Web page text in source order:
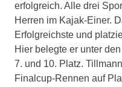
erfolgreich. Alle drei
Herren im Kajak-Einer.
Erfolgreichste und
Hier belegte er unter
7. und 10. Platz.
Finalcup-Rennen auf